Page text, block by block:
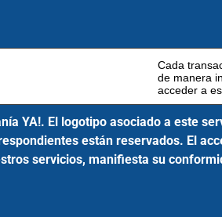
Cada
de manera
acceder a
YA!. El logotipo asociado a este
están reservados. El
servicios, manifiesta su